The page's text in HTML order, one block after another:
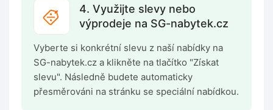
4. Využijte slevy nebo
výprodeje na SG-nabytek.cz
Vyberte si konkrétní slevu z naší nabídky na
SG-nabytek.cz a klikněte na tlačítko "Získat
slevu". Následně budete automaticky
přesměrováni na stránku se speciální nabídkou.